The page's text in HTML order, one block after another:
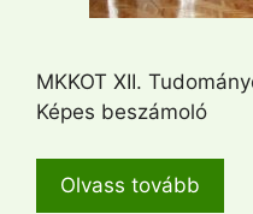
MKKOT XII.
Képes beszámoló
Olvass tovább